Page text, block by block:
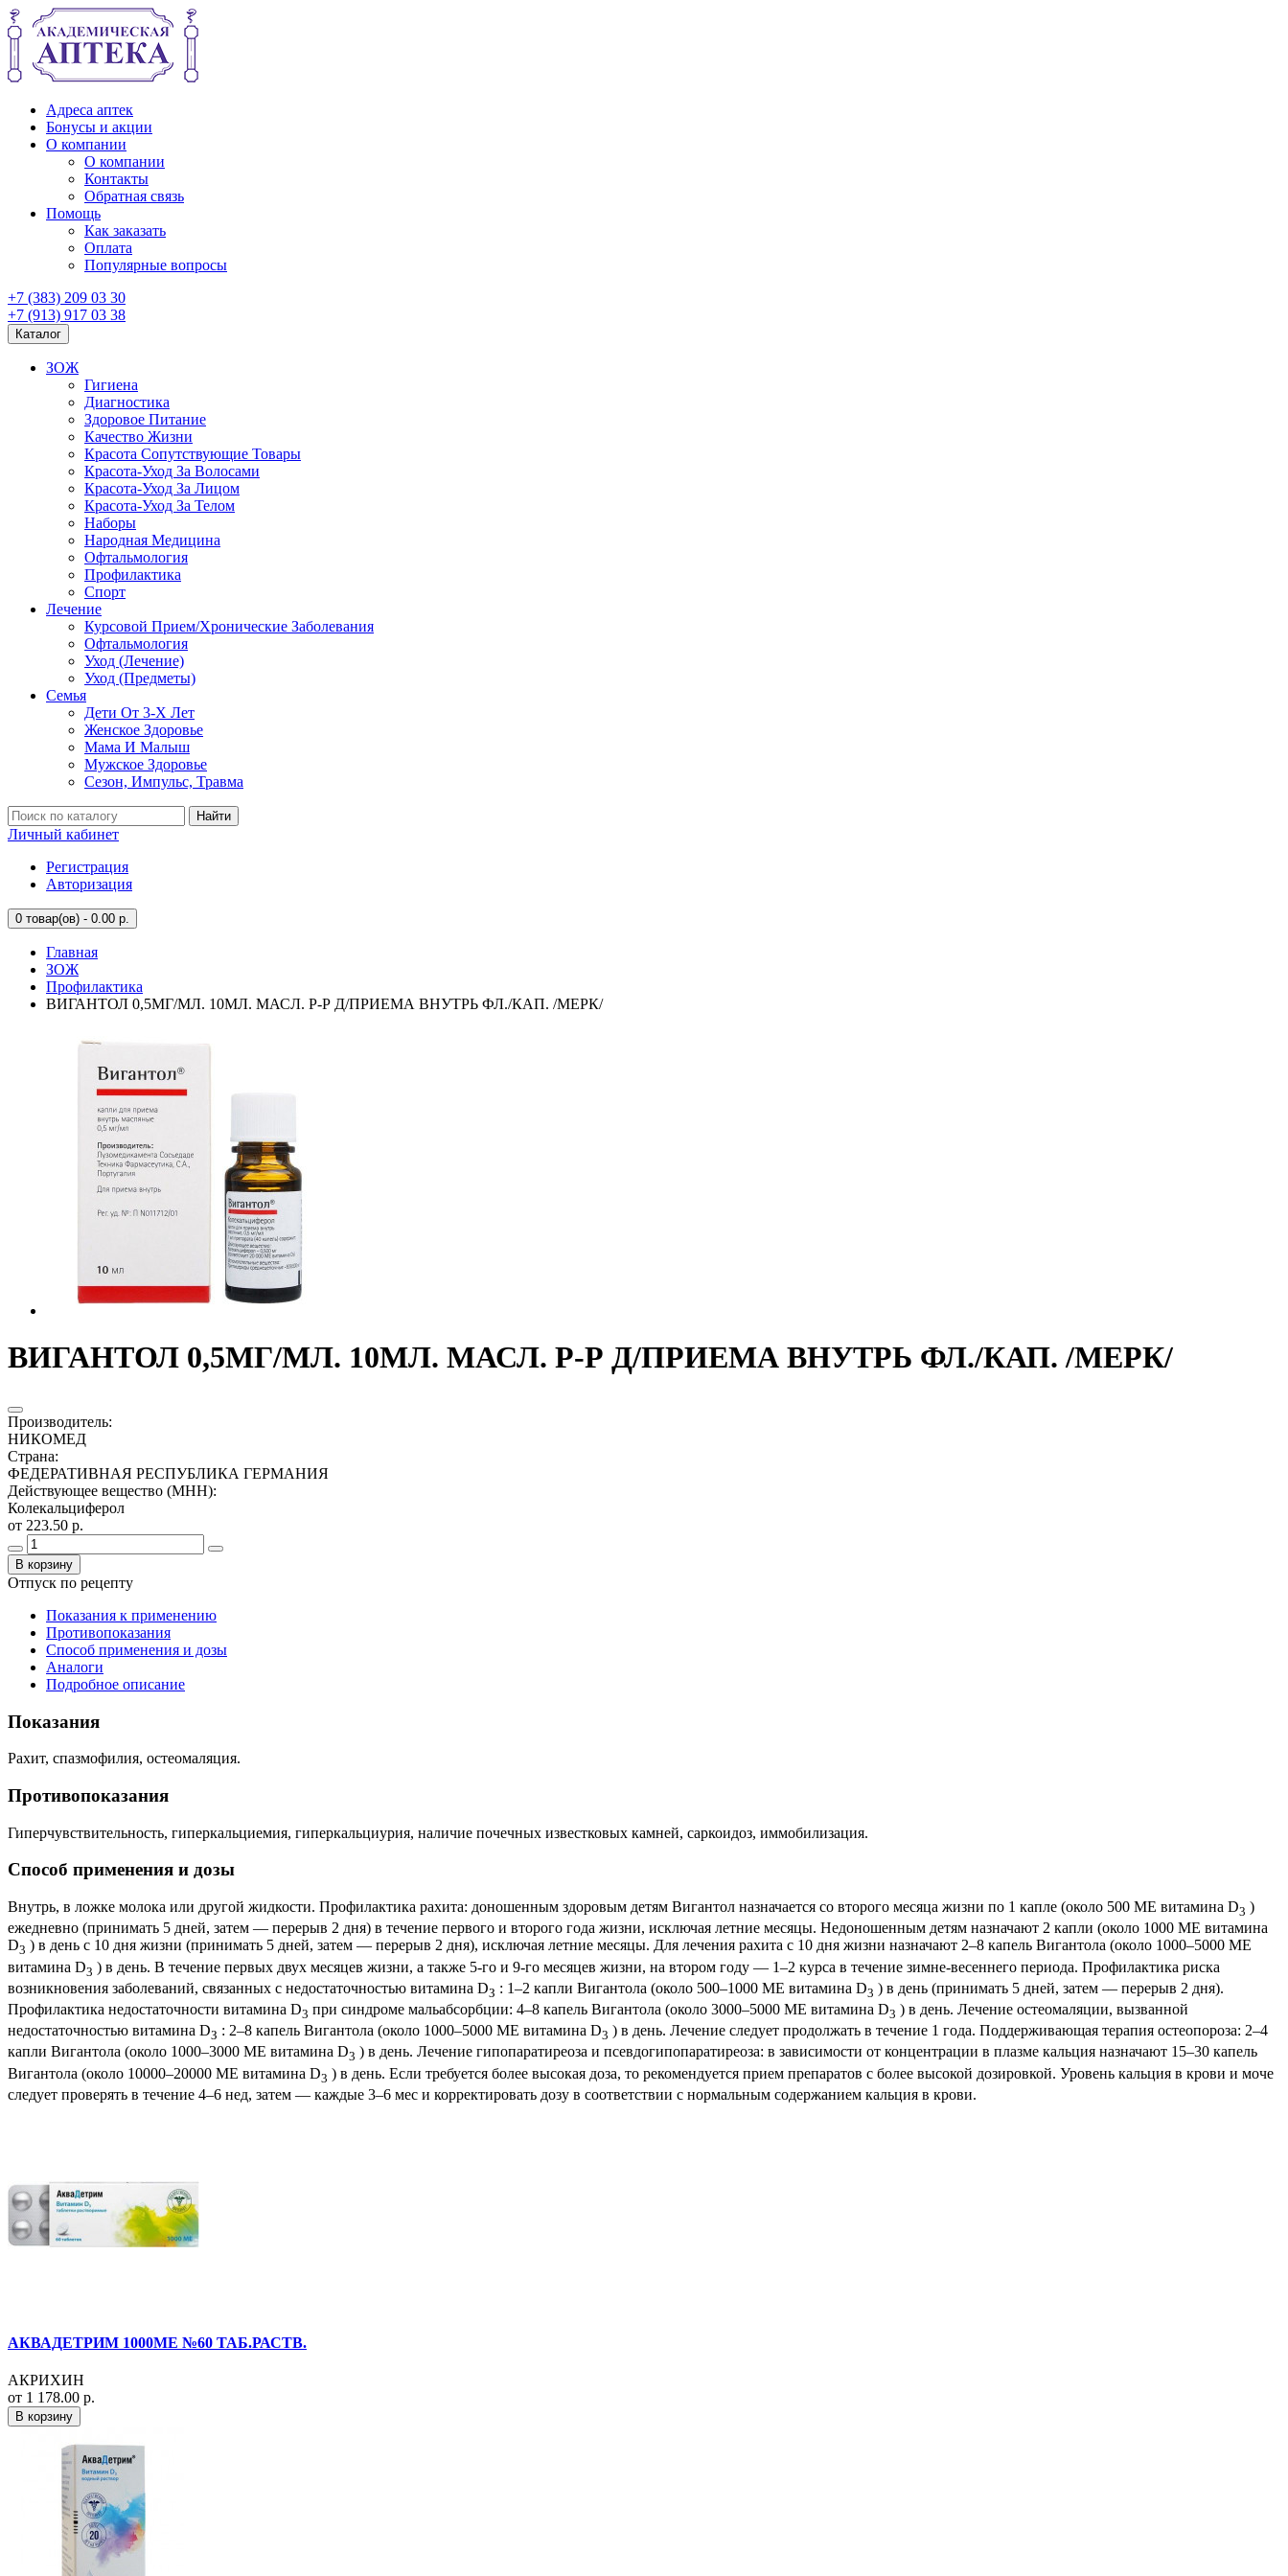
Адреса аптек
Бонусы и акции
О компании
О компании
Контакты
Обратная связь
Помощь
Как заказать
Оплата
Популярные вопросы
+7 (383) 209 03 30
+7 (913) 917 03 38
Каталог
ЗОЖ
Гигиена
Диагностика
Здоровое Питание
Качество Жизни
Красота Сопутствующие Товары
Красота-Уход За Волосами
Красота-Уход За Лицом
Красота-Уход За Телом
Наборы
Народная Медицина
Офтальмология
Профилактика
Спорт
Лечение
Курсовой Прием/Хронические Заболевания
Офтальмология
Уход (Лечение)
Уход (Предметы)
Семья
Дети От 3-Х Лет
Женское Здоровье
Мама И Малыш
Мужское Здоровье
Сезон, Импульс, Травма
Найти
Личный кабинет
Регистрация
Авторизация
0 товар(ов) - 0.00 р.
Главная
ЗОЖ
Профилактика
ВИГАНТОЛ 0,5МГ/МЛ. 10МЛ. МАСЛ. Р-Р Д/ПРИЕМА ВНУТРЬ ФЛ./КАП. /МЕРК/
ВИГАНТОЛ 0,5МГ/МЛ. 10МЛ. МАСЛ. Р-Р Д/ПРИЕМА ВНУТРЬ ФЛ./КАП. /МЕРК/
Производитель:
НИКОМЕД
Страна:
ФЕДЕРАТИВНАЯ РЕСПУБЛИКА ГЕРМАНИЯ
Действующее вещество (МНН):
Колекальциферол
от 223.50 р.
В корзину
Отпуск по рецепту
Показания к применению
Противопоказания
Способ применения и дозы
Аналоги
Подробное описание
Показания
Рахит, спазмофилия, остеомаляция.
Противопоказания
Гиперчувствительность, гиперкальциемия, гиперкальциурия, наличие почечных известковых камней, саркоидоз, иммобилизация.
Способ применения и дозы
Внутрь, в ложке молока или другой жидкости. Профилактика рахита: доношенным здоровым детям Вигантол назначается со второго месяца жизни по 1 капле (около 500 ME витамина D3 )
ежедневно (принимать 5 дней, затем — перерыв 2 дня) в течение первого и второго года жизни, исключая летние месяцы. Недоношенным детям назначают 2 капли (около 1000 МЕ витамина
D3 ) в день с 10 дня жизни (принимать 5 дней, затем — перерыв 2 дня), исключая летние месяцы. Для лечения рахита с 10 дня жизни назначают 2–8 капель Вигантола (около 1000–5000 ME
витамина D3 ) в день. В течение первых двух месяцев жизни, а также 5-го и 9-го месяцев жизни, на втором году — 1–2 курса в течение зимне-весеннего периода. Профилактика риска
возникновения заболеваний, связанных с недостаточностью витамина DЗ : 1–2 капли Вигантола (около 500–1000 ME витамина D3 ) в день (принимать 5 дней, затем — перерыв 2 дня).
Профилактика недостаточности витамина D3 при синдроме мальабсорбции: 4–8 капель Вигантола (около 3000–5000 МЕ витамина D3 ) в день. Лечение остеомаляции, вызванной
недостаточностью витамина DЗ : 2–8 капель Вигантола (около 1000–5000 МЕ витамина D3 ) в день. Лечение следует продолжать в течение 1 года. Поддерживающая терапия остеопороза: 2–4
капли Вигантола (около 1000–3000 МЕ витамина D3 ) в день. Лечение гипопаратиреоза и псевдогипопаратиреоза: в зависимости от концентрации в плазме кальция назначают 15–30 капель
Вигантола (около 10000–20000 ME витамина D3 ) в день. Если требуется более высокая доза, то рекомендуется прием препаратов с более высокой дозировкой. Уровень кальция в крови и моче
следует проверять в течение 4–6 нед, затем — каждые 3–6 мес и корректировать дозу в соответствии с нормальным содержанием кальция в крови.
АКВАДЕТРИМ 1000МЕ №60 ТАБ.РАСТВ.
АКРИХИН
от 1 178.00 р.
В корзину